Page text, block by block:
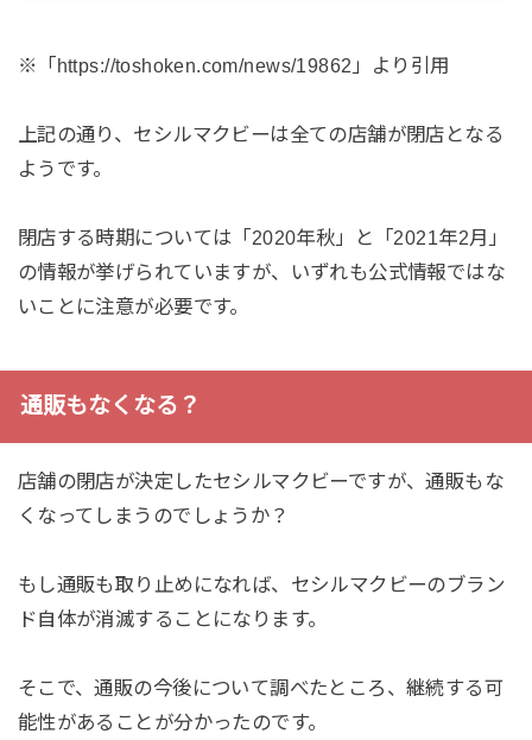
※「https://toshoken.com/news/19862」より引用
上記の通り、セシルマクビーは全ての店舗が閉店となる
ようです。
閉店する時期については「2020年秋」と「2021年2月」
の情報が挙げられていますが、いずれも公式情報ではな
いことに注意が必要です。
通販もなくなる？
店舗の閉店が決定したセシルマクビーですが、通販もな
くなってしまうのでしょうか？
もし通販も取り止めになれば、セシルマクビーのブラン
ド自体が消滅することになります。
そこで、通販の今後について調べたところ、継続する可
能性があることが分かったのです。